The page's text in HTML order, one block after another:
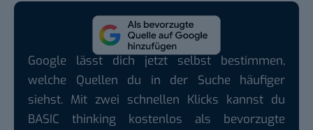
Google lässt dich jetzt selbst bestimmen,
welche Quellen du in der Suche häufiger
siehst. Mit zwei schnellen Klicks kannst du
BASIC thinking kostenlos als bevorzugte